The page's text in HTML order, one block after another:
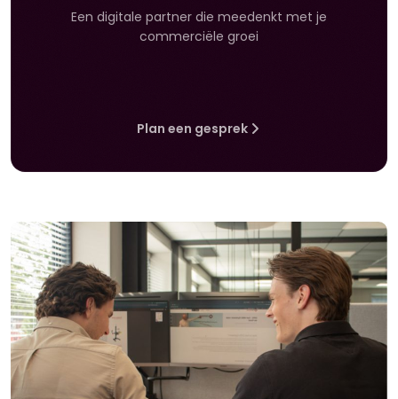
Een digitale partner die meedenkt met je
commerciële groei
Plan een gesprek